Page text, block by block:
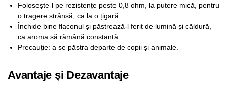
Folosește-l pe rezistențe peste 0,8 ohm, la putere mică, pentru
o tragere strânsă, ca la o țigară.
Închide bine flaconul și păstrează-l ferit de lumină și căldură,
ca aroma să rămână constantă.
Precauție: a se păstra departe de copii și animale.
Avantaje și Dezavantaje